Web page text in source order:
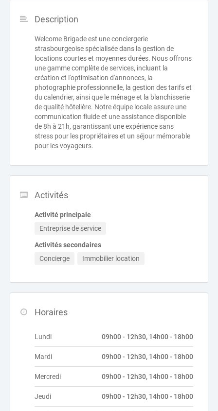
Description
Welcome Brigade est une conciergerie
strasbourgeoise spécialisée dans la gestion de
locations courtes et moyennes durées. Nous offrons
une gamme complète de services, incluant la
création et l'optimisation d'annonces, la
photographie professionnelle, la gestion des tarifs et
du calendrier, ainsi que le ménage et la blanchisserie
de qualité hôtelière. Notre équipe locale assure une
communication fluide et une assistance disponible
de 8h à 21h, garantissant une expérience sans
stress pour les propriétaires et un séjour mémorable
pour les voyageurs.
Activités
Activité principale
Entreprise de service
Activités secondaires
Concierge
Immobilier location
Horaires
Lundi 09h00 - 12h30, 14h00 - 18h00
Mardi 09h00 - 12h30, 14h00 - 18h00
Mercredi 09h00 - 12h30, 14h00 - 18h00
Jeudi 09h00 - 12h30, 14h00 - 18h00